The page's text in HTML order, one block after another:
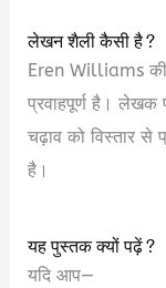
लेखन शैली कैसी है?
Eren Williams
प्रवाहपूर्ण है। लेखक
चढ़ाव को विस्तार से
है।
यह पुस्तक क्यों पढ़ें?
यदि आप—